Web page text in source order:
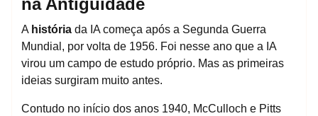
na Antiguidade
A história da IA começa após a Segunda Guerra
Mundial, por volta de 1956. Foi nesse ano que a IA
virou um campo de estudo próprio. Mas as primeiras
ideias surgiram muito antes.
Contudo no início dos anos 1940, McCulloch e Pitts